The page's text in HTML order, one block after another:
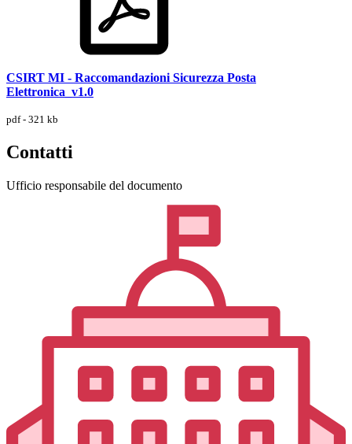
CSIRT MI - Raccomandazioni Sicurezza Posta
Elettronica_v1.0
pdf - 321 kb
Contatti
Ufficio responsabile del documento